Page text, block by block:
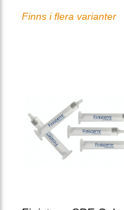
Finns i flera varianter